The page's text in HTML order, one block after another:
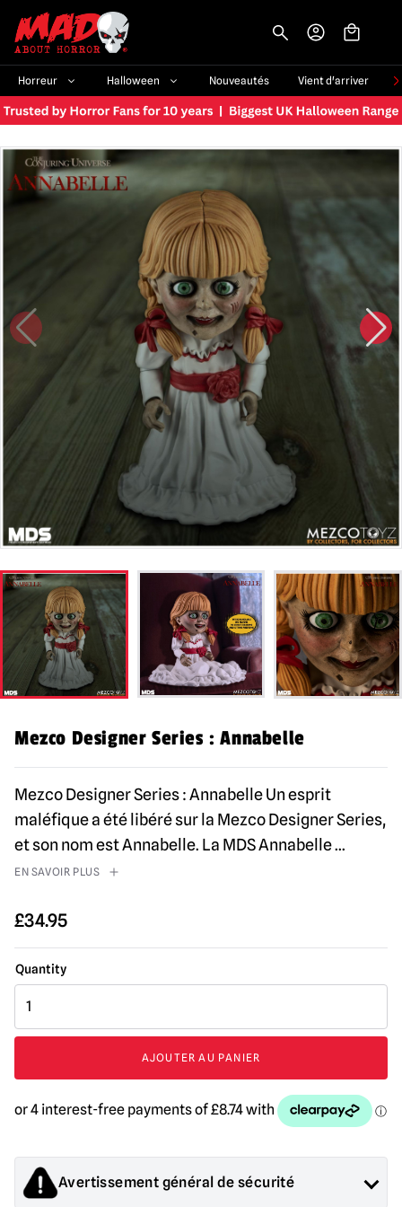
Horreur Halloween Nouveautés Vient d'arriver
Mezco Designer Series : Annabelle
Mezco Designer Series : Annabelle Un esprit
maléfique a été libéré sur la Mezco Designer Series,
et son nom est Annabelle. La MDS Annabelle...
EN SAVOIR PLUS
£34.95
quantité
Mezco
Series
Annabelle
AJOUTER AU PANIER
Avertissement général de sécurité